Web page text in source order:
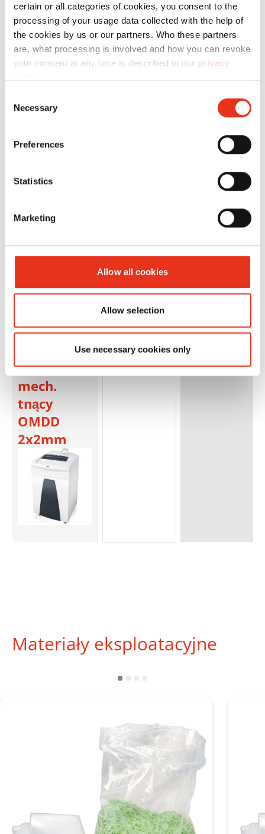
certain or all categories of cookies, you consent to the
processing of your usage data collected with the help of
the cookies by us or our partners. Who these partners
are, what processing is involved and how you can revoke
your consent at any time is described in our privacy
Selection
Necessary
Preferences
Statistics
Marketing
Allow all cookies
Allow selection
Use necessary cookies only
SECURIO
x 11 mm
4026631058292
HSM
P40i - 0,78
x 11 mm +
osobny
mech.
tnący
OMDD
2x2mm
1885121M 4026631058841
Materiały eksploatacyjne